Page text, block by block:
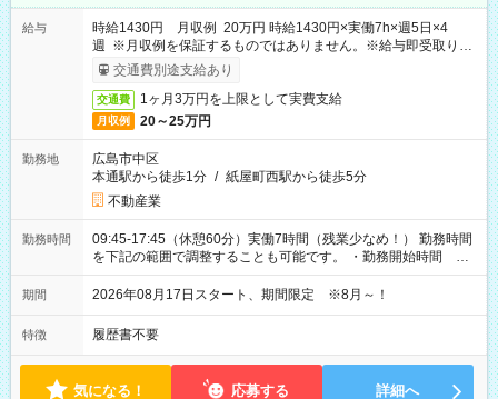
給与
時給1430円 月収例 20万円 時給1430円×実働7h×週5日×4
週 ※月収例を保証するものではありません。※給与即受取りサ
ービス利用可（利用条件有）
交通費別途支給あり
交通費 1ヶ月3万円を上限として実費支給
月収例 20～25万円
勤務地
広島市中区
本通駅から徒歩1分 / 紙屋町西駅から徒歩5分
不動産業
勤務時間
09:45-17:45（休憩60分）実働7時間（残業少なめ！） 勤務時間
を下記の範囲で調整することも可能です。 ・勤務開始時間
09:45～12:30 ・勤務終了時間 15:45～18:30 ・実働 05:00～
07:45
期間 2026年08月17日スタート、期間限定 ※8月～！
特徴 履歴書不要
気になる！ 応募する 詳細へ